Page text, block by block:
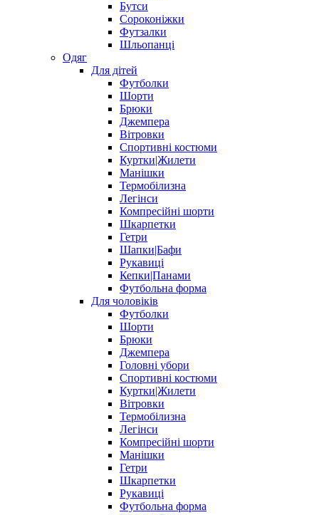
Бутси
Сороконіжки
Футзалки
Шльопанці
Одяг
Для дітей
Футболки
Шорти
Брюки
Джемпера
Вітровки
Спортивні костюми
Куртки|Жилети
Манішки
Термобілизна
Легінси
Компресійні шорти
Шкарпетки
Гетри
Шапки|Бафи
Рукавиці
Кепки|Панами
Футбольна форма
Для чоловіків
Футболки
Шорти
Брюки
Джемпера
Головні убори
Спортивні костюми
Куртки|Жилети
Вітровки
Термобілизна
Легінси
Компресійні шорти
Манішки
Гетри
Шкарпетки
Рукавиці
Футбольна форма